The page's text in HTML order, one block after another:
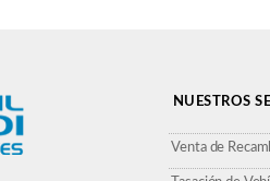
NUESTROS
Venta de